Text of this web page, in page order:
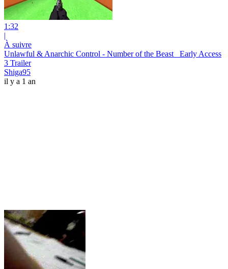
1:32
|
À suivre
Unlawful & Anarchic Control - Number of the Beast_ Early Access
3 Trailer
Shiga95
il y a 1 an